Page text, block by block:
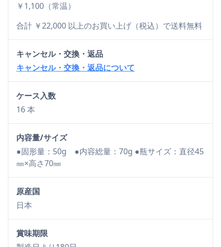
￥1,100（常温）
合計 ￥22,000 以上のお買い上げ（税込）で送料無料
キャンセル・交換・返品
キャンセル・交換・返品について
ケース入数
16 本
内容量/サイズ
●固形量：50g ●内容総量：70g ●瓶サイズ：直径45
㎜×高さ70㎜
原産国
日本
賞味期限